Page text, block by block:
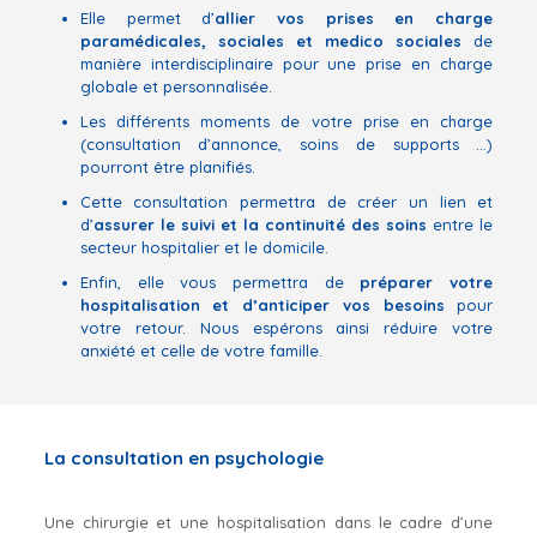
Elle permet d’allier vos prises en charge
paramédicales, sociales et medico sociales de
manière interdisciplinaire pour une prise en charge
globale et personnalisée.
Les différents moments de votre prise en charge
(consultation d’annonce, soins de supports …)
pourront être planifiés.
Cette consultation permettra de créer un lien et
d’assurer le suivi et la continuité des soins entre le
secteur hospitalier et le domicile.
Enfin, elle vous permettra de préparer votre
hospitalisation et d’anticiper vos besoins pour
votre retour. Nous espérons ainsi réduire votre
anxiété et celle de votre famille.
La consultation en psychologie
Une chirurgie et une hospitalisation dans le cadre d’une